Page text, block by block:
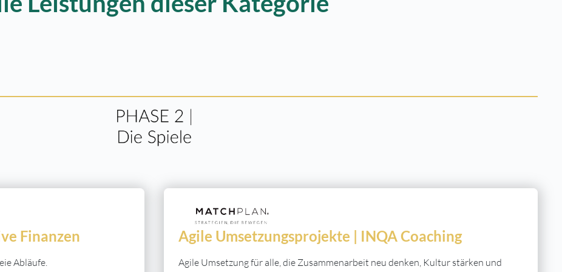
Finanzen
Abläufe.
Agile Umsetzungsprojekte | INQA Coaching
Agile Umsetzung für alle, die Zusammenarbeit neu denken, Kultur stärken und